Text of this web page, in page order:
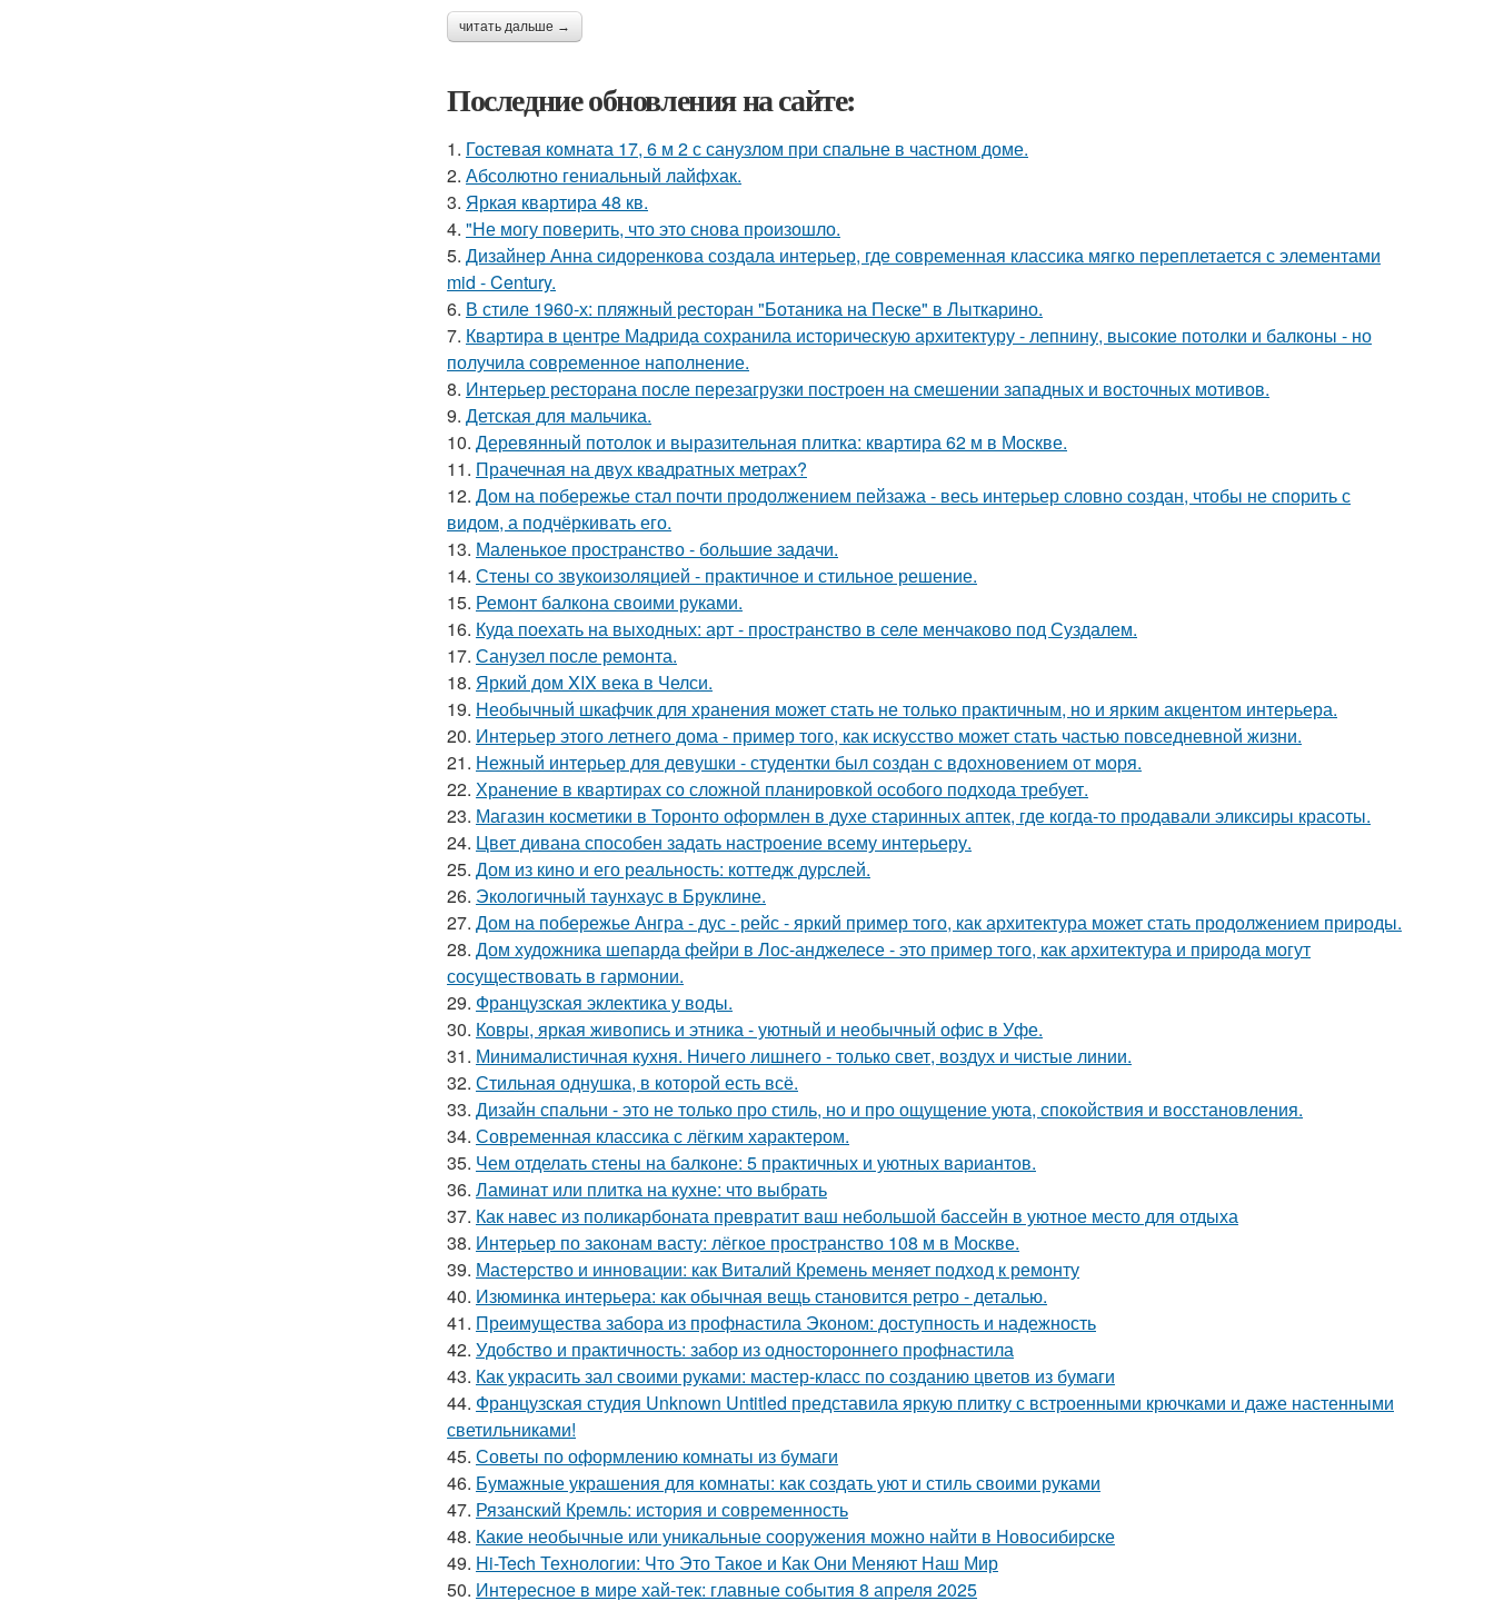
читать дальше →
Последние обновления на сайте:
1. Гостевая комната 17, 6 м 2 с санузлом при спальне в частном доме.
2. Абсолютно гениальный лайфхак.
3. Яркая квартира 48 кв.
4. "Не могу поверить, что это снова произошло.
5. Дизайнер Анна сидоренкова создала интерьер, где современная классика мягко переплетается с элементами
mid - Century.
6. В стиле 1960-х: пляжный ресторан "Ботаника на Песке" в Лыткарино.
7. Квартира в центре Мадрида сохранила историческую архитектуру - лепнину, высокие потолки и балконы - но
получила современное наполнение.
8. Интерьер ресторана после перезагрузки построен на смешении западных и восточных мотивов.
9. Детская для мальчика.
10. Деревянный потолок и выразительная плитка: квартира 62 м в Москве.
11. Прачечная на двух квадратных метрах?
12. Дом на побережье стал почти продолжением пейзажа - весь интерьер словно создан, чтобы не спорить с
видом, а подчёркивать его.
13. Маленькое пространство - большие задачи.
14. Стены со звукоизоляцией - практичное и стильное решение.
15. Ремонт балкона своими руками.
16. Куда поехать на выходных: арт - пространство в селе менчаково под Суздалем.
17. Санузел после ремонта.
18. Яркий дом XIX века в Челси.
19. Необычный шкафчик для хранения может стать не только практичным, но и ярким акцентом интерьера.
20. Интерьер этого летнего дома - пример того, как искусство может стать частью повседневной жизни.
21. Нежный интерьер для девушки - студентки был создан с вдохновением от моря.
22. Хранение в квартирах со сложной планировкой особого подхода требует.
23. Магазин косметики в Торонто оформлен в духе старинных аптек, где когда-то продавали эликсиры красоты.
24. Цвет дивана способен задать настроение всему интерьеру.
25. Дом из кино и его реальность: коттедж дурслей.
26. Экологичный таунхаус в Бруклине.
27. Дом на побережье Ангра - дус - рейс - яркий пример того, как архитектура может стать продолжением природы.
28. Дом художника шепарда фейри в Лос-анджелесе - это пример того, как архитектура и природа могут
сосуществовать в гармонии.
29. Французская эклектика у воды.
30. Ковры, яркая живопись и этника - уютный и необычный офис в Уфе.
31. Минималистичная кухня. Ничего лишнего - только свет, воздух и чистые линии.
32. Стильная однушка, в которой есть всё.
33. Дизайн спальни - это не только про стиль, но и про ощущение уюта, спокойствия и восстановления.
34. Современная классика с лёгким характером.
35. Чем отделать стены на балконе: 5 практичных и уютных вариантов.
36. Ламинат или плитка на кухне: что выбрать
37. Как навес из поликарбоната превратит ваш небольшой бассейн в уютное место для отдыха
38. Интерьер по законам васту: лёгкое пространство 108 м в Москве.
39. Мастерство и инновации: как Виталий Кремень меняет подход к ремонту
40. Изюминка интерьера: как обычная вещь становится ретро - деталью.
41. Преимущества забора из профнастила Эконом: доступность и надежность
42. Удобство и практичность: забор из одностороннего профнастила
43. Как украсить зал своими руками: мастер-класс по созданию цветов из бумаги
44. Французская студия Unknown Untitled представила яркую плитку с встроенными крючками и даже настенными
светильниками!
45. Советы по оформлению комнаты из бумаги
46. Бумажные украшения для комнаты: как создать уют и стиль своими руками
47. Рязанский Кремль: история и современность
48. Какие необычные или уникальные сооружения можно найти в Новосибирске
49. Hi-Tech Технологии: Что Это Такое и Как Они Меняют Наш Мир
50. Интересное в мире хай-тек: главные события 8 апреля 2025